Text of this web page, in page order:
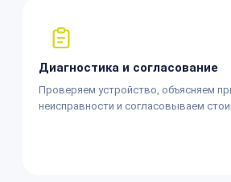
Диагностика и согласование
Проверяем устройство, объясняем
неисправности и согласовываем